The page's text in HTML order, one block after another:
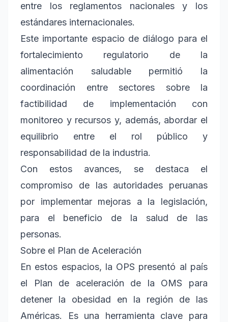
entre los reglamentos nacionales y los
estándares internacionales.
Este importante espacio de diálogo para el
fortalecimiento regulatorio de la
alimentación saludable permitió la
coordinación entre sectores sobre la
factibilidad de implementación con
monitoreo y recursos y, además, abordar el
equilibrio entre el rol público y
responsabilidad de la industria.
Con estos avances, se destaca el
compromiso de las autoridades peruanas
por implementar mejoras a la legislación,
para el beneficio de la salud de las
personas.
Sobre el Plan de Aceleración
En estos espacios, la OPS presentó al país
el Plan de aceleración de la OMS para
detener la obesidad en la región de las
Américas. Es una herramienta clave para